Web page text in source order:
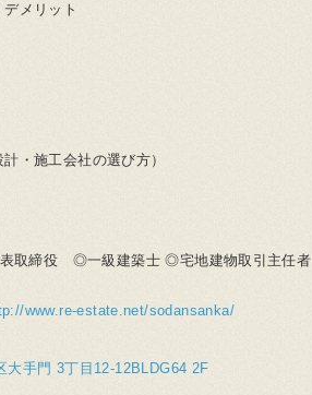
デメリット
・施工会社の選び方）
表取締役 ◎一級建築士 ◎宅地建物取引主任者
www.re-estate.net/sodansanka/
大手門 3丁目12-12BLDG64 2F